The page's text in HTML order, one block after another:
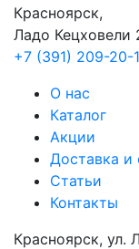
Красноярск,
Ладо Кецховели
+7 (391) 209-20-
О нас
Каталог
Акции
Доставка и
Cтатьи
Контакты
Красноярск, ул.